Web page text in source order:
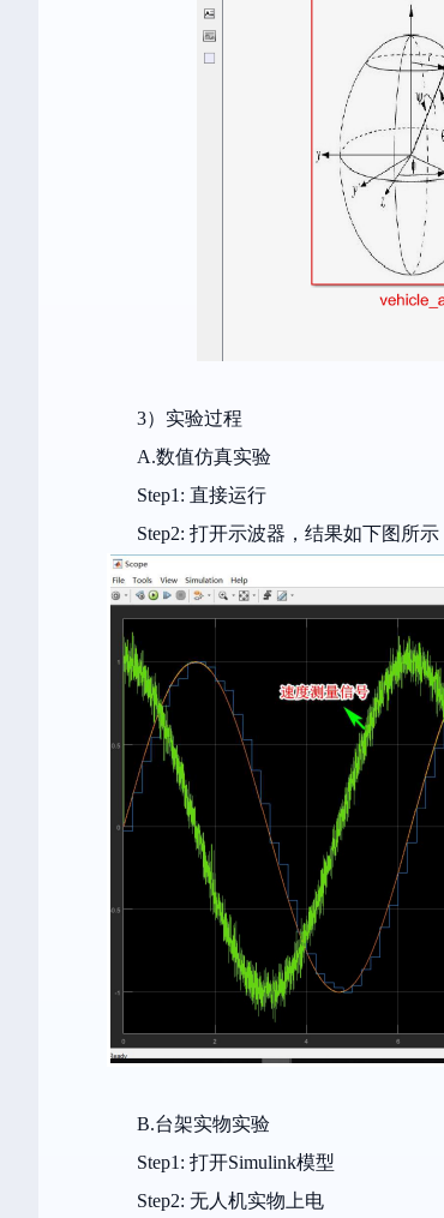
3）实验过程
A.数值仿真实验
Step1: 直接运行
Step2: 打开示波器，结果如下图所
B.台架实物实验
Step1: 打开Simulink模型
Step2: 无人机实物上电